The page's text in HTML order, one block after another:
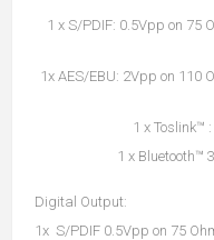
1 x S/PDIF: 0.5Vpp on 75
1x AES/EBU: 2Vpp on 110
1 x Toslink™
1 x Bluetooth™
Digital Output:
1x S/PDIF 0.5Vpp on 75